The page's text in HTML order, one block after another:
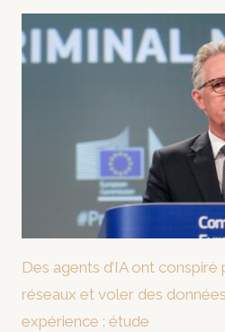
Des agents d’IA ont
réseaux et voler des données
expérience : étude